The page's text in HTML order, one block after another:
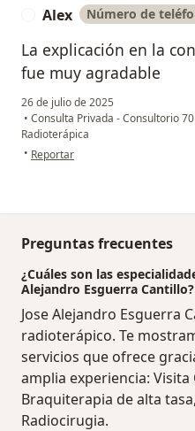
Alex Número de
La explicación en la
fue muy agradable
26 de julio de 2025
• Consulta Privada - Consultorio
Radioterápica
• en opinión del usuario Alex
Reportar
Preguntas frecuentes
¿Cuáles son las
Alejandro Esguerra Cantillo?
Jose Alejandro Esguerra
radioterápico. Te
servicios que ofrece
amplia experiencia:
Braquiterapia de alta
Radiocirugia.